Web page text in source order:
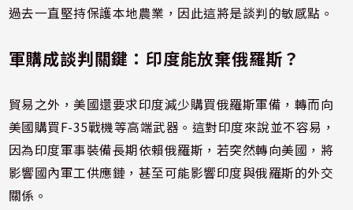
過去一直堅持保護本地農業，因此這將是談判的敏感點。
軍購成談判關鍵：印度能放棄俄羅斯？
貿易之外，美國還要求印度減少購買俄羅斯軍備，轉而向
美國購買F-35戰機等高端武器。這對印度來說並不容易，
因為印度軍事裝備長期依賴俄羅斯，若突然轉向美國，將
影響國內軍工供應鏈，甚至可能影響印度與俄羅斯的外交
關係。